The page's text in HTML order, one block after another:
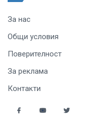
За нас
Общи условия
Поверителност
За реклама
Контакти